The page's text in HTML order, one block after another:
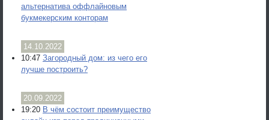
альтернатива оффлайновым
букмекерским конторам
14.10.2022
10:47 Загородный дом: из чего его
лучше построить?
20.09.2022
19:20 В чём состоит преимущество